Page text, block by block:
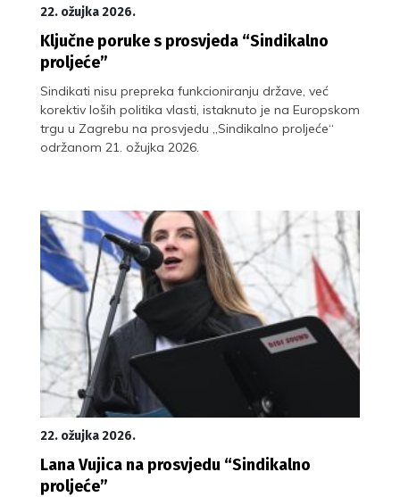
22. ožujka 2026.
Ključne poruke s prosvjeda “Sindikalno
proljeće”
Sindikati nisu prepreka funkcioniranju države, već
korektiv loših politika vlasti, istaknuto je na Europskom
trgu u Zagrebu na prosvjedu „Sindikalno proljeće“
održanom 21. ožujka 2026.
22. ožujka 2026.
Lana Vujica na prosvjedu “Sindikalno
proljeće”